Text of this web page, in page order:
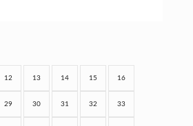
12 13 14 15 16
29 30 31 32 33